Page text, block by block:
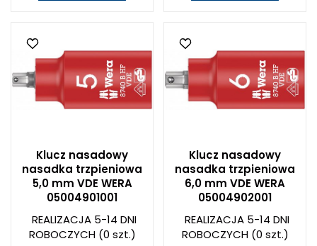
Klucz nasadowy
nasadka trzpieniowa
5,0 mm VDE WERA
05004901001
REALIZACJA 5-14 DNI
ROBOCZYCH(0 szt.)
Klucz nasadowy
nasadka trzpieniowa
6,0 mm VDE WERA
05004902001
REALIZACJA 5-14 DNI
ROBOCZYCH(0 szt.)